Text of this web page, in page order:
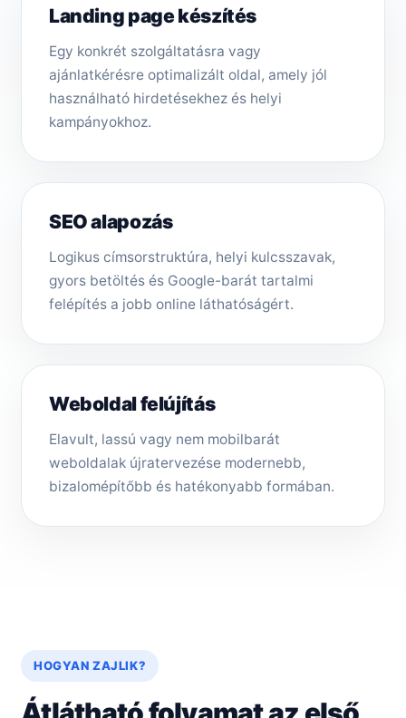
Landing page készítés
Egy konkrét szolgáltatásra vagy
ajánlatkérésre optimalizált oldal, amely jól
használható hirdetésekhez és helyi
kampányokhoz.
SEO alapozás
Logikus címsorstruktúra, helyi kulcsszavak,
gyors betöltés és Google-barát tartalmi
felépítés a jobb online láthatóságért.
Weboldal felújítás
Elavult, lassú vagy nem mobilbarát
weboldalak újratervezése modernebb,
bizalomépítőbb és hatékonyabb formában.
HOGYAN ZAJLIK?